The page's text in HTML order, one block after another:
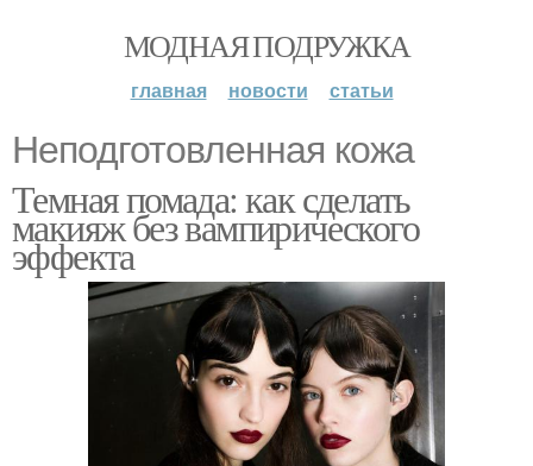
МОДНАЯ ПОДРУЖКА
главная новости статьи
Неподготовленная кожа
Темная помада: как сделать
макияж без вампирического
эффекта